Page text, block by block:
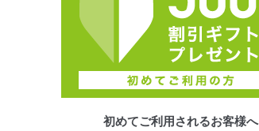
初めてご利用されるお客様へ